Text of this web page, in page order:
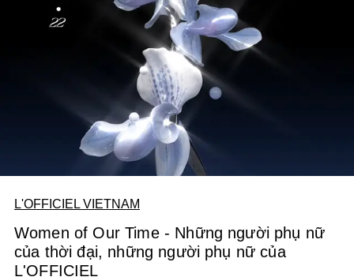
L'OFFICIEL VIETNAM
Women of Our Time - Những người phụ nữ
của thời đại, những người phụ nữ của
L'OFFICIEL